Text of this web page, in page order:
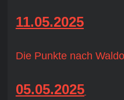
11.05.2025
Die Punkte nach
05.05.2025